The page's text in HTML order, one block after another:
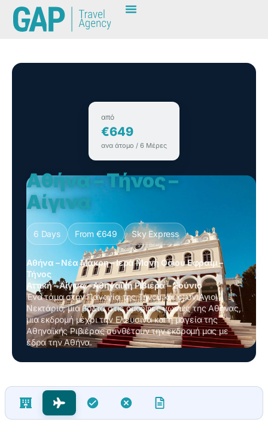
από
€649
ανα άτομο / 6 Μέρες
Αθήνα – Τήνος –
Αίγινα
6 Days From €649 Sky Express
Αθήνα – Νέα Μάκρη – Ιερά Μονή Οσίου Εφραίμ –
Τήνος
Αττική – Αίγινα – Αθηναϊκή Ριβιέρα – Σούνιο
Ένα τάμα στην Παναγία της Τήνου και στον Άγιο
Νεκτάριο, μια βόλτα στις όμορφες γωνιές της Αθήνας,
μια εκδρομή μέχρι την Ελευσίνα και η μαγεία της
Αθηναϊκής Ριβιέρας συνθέτουν την εκδρομή μας με
έδρα την Αθήνα.
Ξενοδοχεία & Τιμές
ΠτήσειςΠεριλαμβάνονταιΔεν Περιλαμβάνονται
Όροι & Πολιτική Ακύρωσης